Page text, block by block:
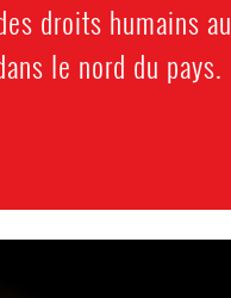
droits humains au
le nord du pays.